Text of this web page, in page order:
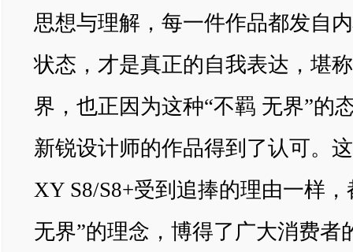
思想与理解，每一件作品都发自
状态，才是真正的自我表达，堪
界，也正因为这种“不羁 无界”的
新锐设计师的作品得到了认可。
XY S8/S8+受到追捧的理由一样
无界”的理念，博得了广大消费者